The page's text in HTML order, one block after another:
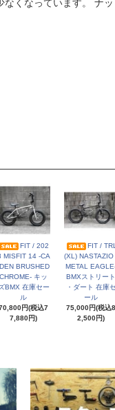
くなっています。 ナ
FIT / 202
MISFIT 14 -CA
BRUSHED
CHROME- キッ
BMX 在庫セー
ル
円(税込7
7,880円)
FIT / TRL
(XL) NASTAZIO
METAL
BMXストリート
・ダート 在庫セ
ール
75,000円(税込8
2,500円)